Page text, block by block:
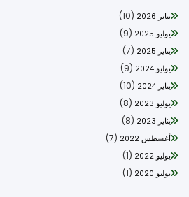
يناير 2026 (10)
يوليو 2025 (9)
يناير 2025 (7)
يوليو 2024 (9)
يناير 2024 (10)
يوليو 2023 (8)
يناير 2023 (8)
أغسطس 2022 (7)
يوليو 2022 (1)
يوليو 2020 (1)